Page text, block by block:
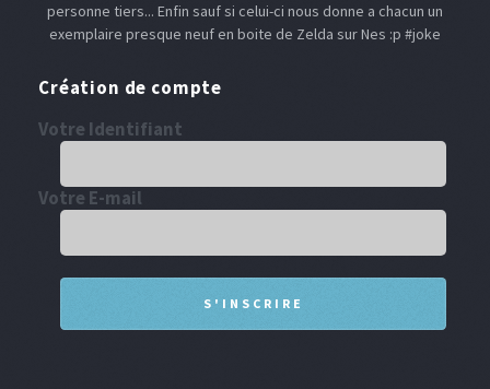
personne tiers... Enfin sauf si celui-ci nous donne a chacun un
exemplaire presque neuf en boite de Zelda sur Nes :p #joke
Création de compte
Votre Identifiant
Votre E-mail